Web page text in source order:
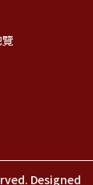
Designed